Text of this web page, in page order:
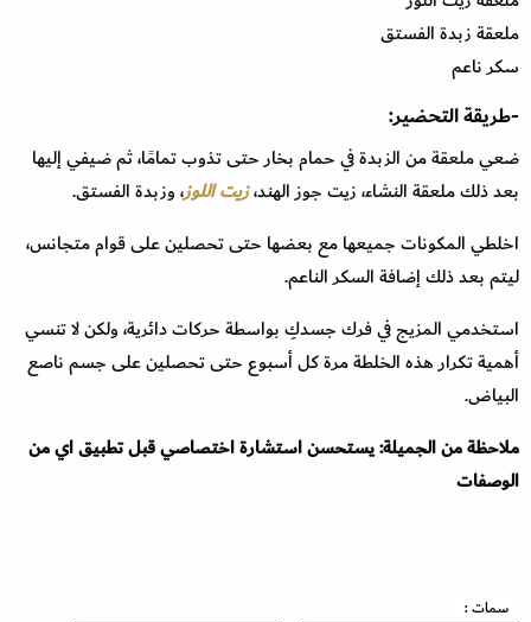
ملعقة زبدة الفستق
سكر ناعم
-طريقة التحضير:
ضعي ملعقة من الزبدة في حمام بخار حتى تذوب تمامًا، ثم ضيفي إليها
بعد ذلك ملعقة النشاء، زيت جوز الهند،زيت اللوز، وزبدة الفستق.
اخلطي المكونات جميعها مع بعضها حتى تحصلين على قوام متجانس،
ليتم بعد ذلك إضافة السكر الناعم.
استخدمي المزيج في فرك جسدكِ بواسطة حركات دائرية، ولكن لا تنسي
أهمية تكرار هذه الخلطة مرة كل أسبوع حتى تحصلين على جسم ناصع
البياض.
ملاحظة من الجميلة: يستحسن استشارة اختصاصي قبل تطبيق اي من
الوصفات
سمات :